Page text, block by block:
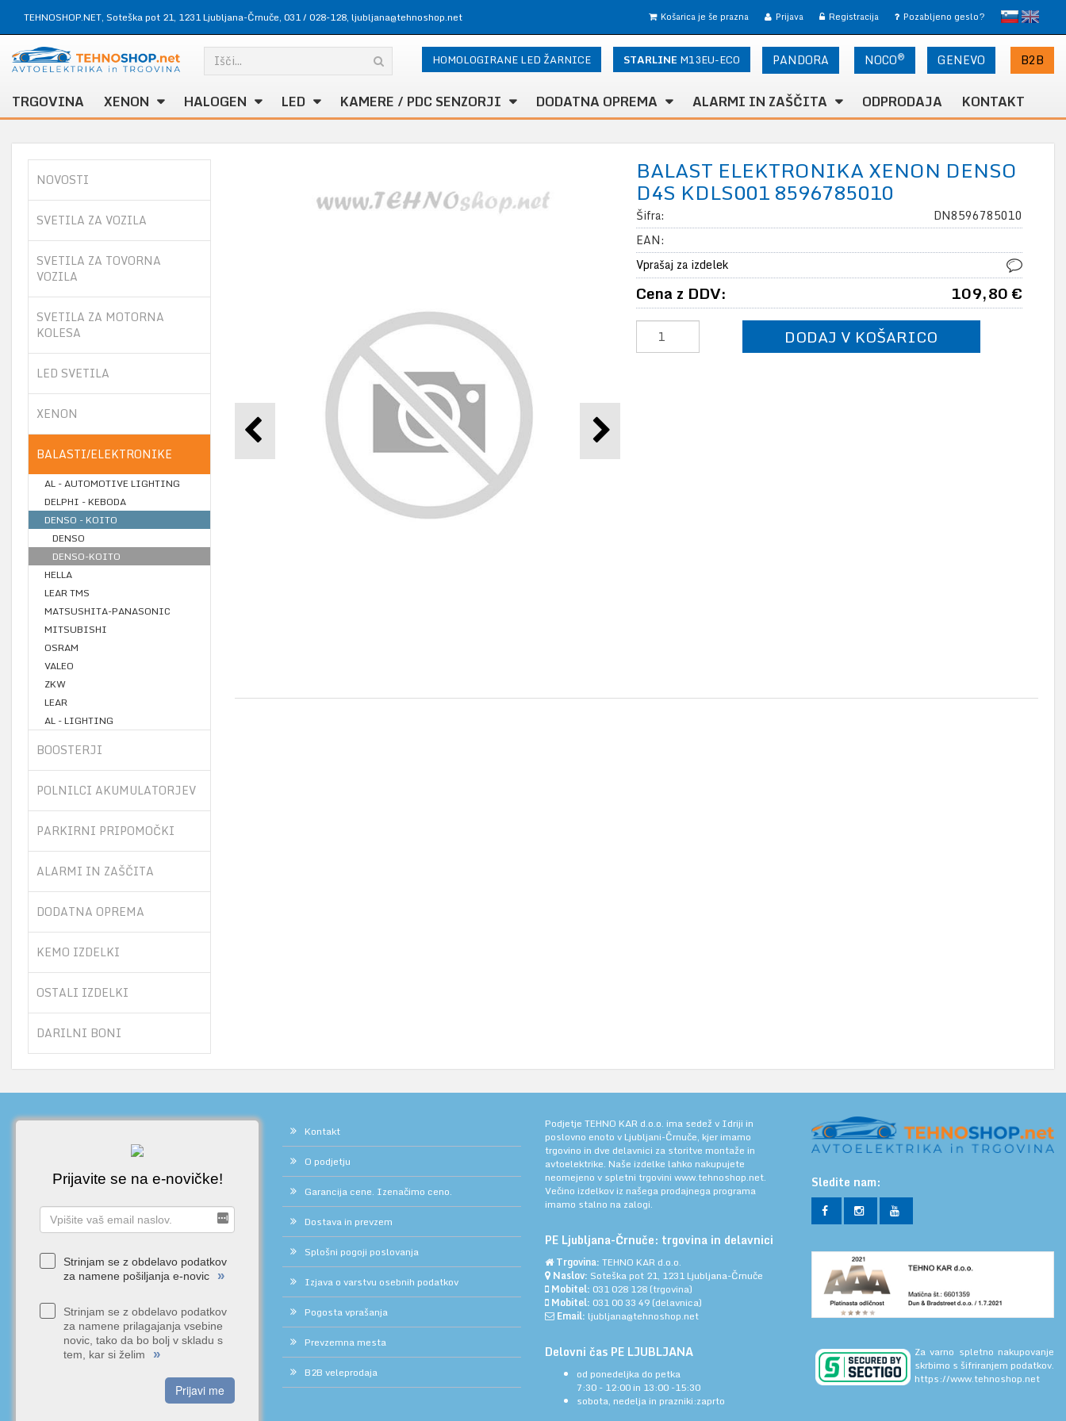
TEHNOSHOP.NET, Soteška pot 21, 1231 Ljubljana-Črnuče, 031 / 028-128, ljubljana@tehnoshop.net slovensko
English
Prijava Registracija Pozabljeno geslo?
Košarica je še prazna
PANDORA NOCO® GENEVO B2B
STARLINE M13EU-ECO
HOMOLOGIRANE LED ŽARNICE
TRGOVINA XENON HALOGEN LED KAMERE / PDC SENZORJI DODATNA OPREMA ALARMI IN ZAŠČITA ODPRODAJA KONTAKT
NOVOSTI
SVETILA ZA VOZILA
SVETILA ZA TOVORNA
VOZILA
SVETILA ZA MOTORNA
KOLESA
LED SVETILA
XENON
BALASTI/ELEKTRONIKE
AL - AUTOMOTIVE LIGHTING
DELPHI - KEBODA
DENSO - KOITO
DENSO
DENSO-KOITO
HELLA
LEAR TMS
MATSUSHITA-PANASONIC
MITSUBISHI
OSRAM
VALEO
ZKW
LEAR
AL - LIGHTING
BOOSTERJI
POLNILCI AKUMULATORJEV
PARKIRNI PRIPOMOČKI
ALARMI IN ZAŠČITA
DODATNA OPREMA
KEMO IZDELKI
OSTALI IZDELKI
DARILNI BONI
BALAST ELEKTRONIKA XENON DENSO
D4S KDLS001 8596785010
Šifra:
DN8596785010
EAN:
Vprašaj za izdelek
Cena z DDV:
109,80 €
DODAJ V KOŠARICO
Prijavite se na e-novičke!
Strinjam se z obdelavo podatkov
za namene pošiljanja e-novic
»
Strinjam se z obdelavo podatkov
za namene prilagajanja vsebine
novic, tako da bo bolj v skladu s
tem, kar si želim
»
Prijavi me
Kontakt
O podjetju
Garancija cene. Izenačimo ceno.
Dostava in prevzem
Splošni pogoji poslovanja
Izjava o varstvu osebnih podatkov
Pogosta vprašanja
Prevzemna mesta
B2B veleprodaja
Podjetje TEHNO KAR d.o.o. ima sedež v Idriji in
poslovno enoto v Ljubljani-Črnuče, kjer imamo
trgovino in dve delavnici za storitve montaže in
avtoelektrike. Naše izdelke lahko nakupujete
neomejeno v spletni trgovini www.tehnoshop.net.
Večino izdelkov iz našega prodajnega programa
imamo stalno na zalogi.
PE Ljubljana-Črnuče: trgovina in delavnici
Trgovina: TEHNO KAR d.o.o.
Naslov: Soteška pot 21, 1231 Ljubljana-Črnuče
Mobitel: 031 028 128 (trgovina)
Mobitel: 031 00 33 49 (delavnica)
Email: ljubljana@tehnoshop.net
Delovni čas PE LJUBLJANA
od ponedeljka do petka
7:30 - 12:00 in 13:00 -15:30
sobota, nedelja in prazniki:zaprto
Sledite nam:
Za varno spletno nakupovanje
skrbimo s šifriranjem podatkov.
https://www.tehnoshop.net